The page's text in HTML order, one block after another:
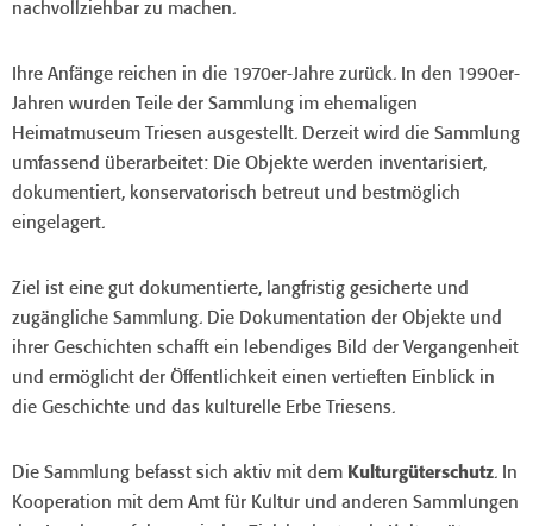
nachvollziehbar zu machen.
Ihre Anfänge reichen in die 1970er-Jahre zurück. In den 1990er-
Jahren wurden Teile der Sammlung im ehemaligen
Heimatmuseum Triesen ausgestellt. Derzeit wird die Sammlung
umfassend überarbeitet: Die Objekte werden inventarisiert,
dokumentiert, konservatorisch betreut und bestmöglich
eingelagert.
Ziel ist eine gut dokumentierte, langfristig gesicherte und
zugängliche Sammlung. Die Dokumentation der Objekte und
ihrer Geschichten schafft ein lebendiges Bild der Vergangenheit
und ermöglicht der Öffentlichkeit einen vertieften Einblick in
die Geschichte und das kulturelle Erbe Triesens.
Die Sammlung befasst sich aktiv mit dem Kulturgüterschutz. In
Kooperation mit dem Amt für Kultur und anderen Sammlungen